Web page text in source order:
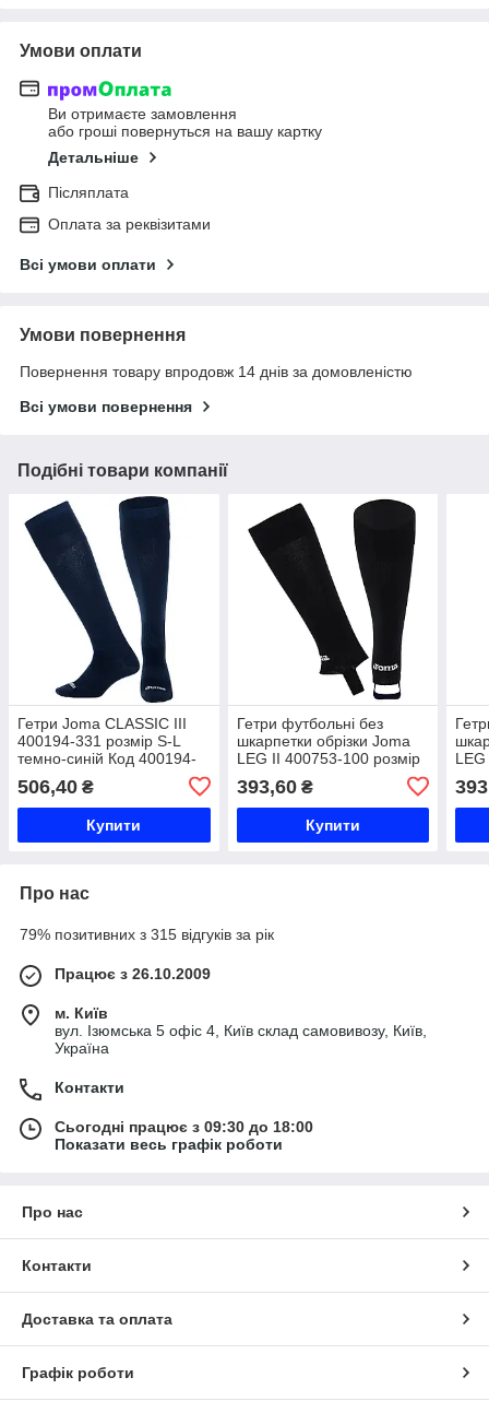
Умови оплати
Ви отримаєте замовлення
або гроші повернуться на вашу картку
Детальніше
Післяплата
Оплата за реквізитами
Всі умови оплати
Умови повернення
Повернення товару впродовж 14 днів за домовленістю
Всі умови повернення
Подібні товари компанії
Гетри Joma CLASSIC III
400194-331 розмір S-L
темно-синій Код 400194-
506,40 ₴
Купити
Гетри футбольні без
шкарпетки обрізки Joma
LEG II 400753-100 розмір
35-46 чорний Код 400753-
100
393,60₴
Купити
200
Про нас
79% позитивних з 315 відгуків за рік
Працює з 26.10.2009
м. Київ
вул. Ізюмська 5 офіс 4, Київ склад самовивозу, Київ,
Україна
Контакти
Сьогодні працює з 09:30 до 18:00
Показати весь графік роботи
Про нас
Контакти
Доставка та оплата
Графік роботи